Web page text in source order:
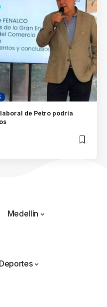
de Petro podría
Medellín
Deportes